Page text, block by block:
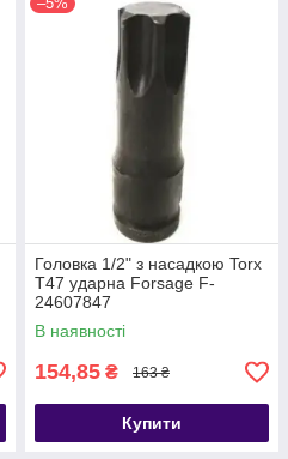
Головка 1/2" з насадкою Torx
T47 ударна Forsage F-
24607847
В наявності
154,85 ₴ 163 ₴
Купити